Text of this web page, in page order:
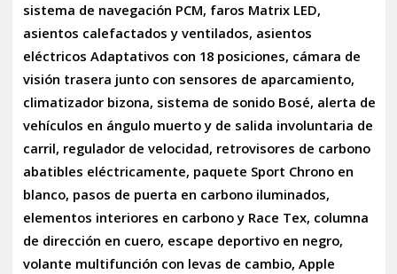
sistema de navegación PCM, faros Matrix LED,
asientos calefactados y ventilados, asientos
eléctricos Adaptativos con 18 posiciones, cámara de
visión trasera junto con sensores de aparcamiento,
climatizador bizona, sistema de sonido Bosé, alerta de
vehículos en ángulo muerto y de salida involuntaria de
carril, regulador de velocidad, retrovisores de carbono
abatibles eléctricamente, paquete Sport Chrono en
blanco, pasos de puerta en carbono iluminados,
elementos interiores en carbono y Race Tex, columna
de dirección en cuero, escape deportivo en negro,
volante multifunción con levas de cambio, Apple